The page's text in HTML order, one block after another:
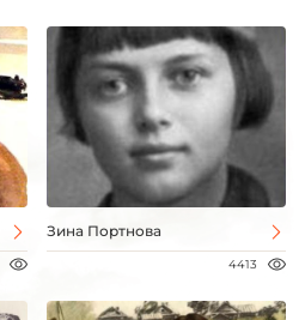
Зина Портнова
4413